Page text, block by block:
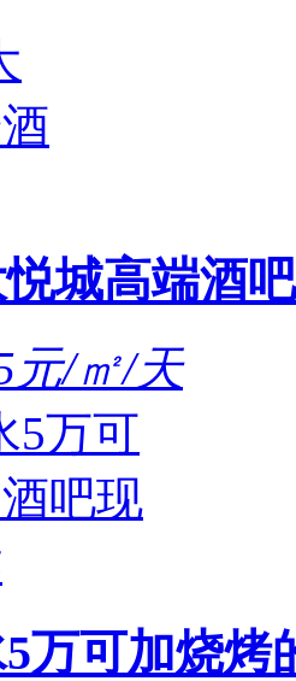
城高端酒
元/㎡/天
万可加烧烤